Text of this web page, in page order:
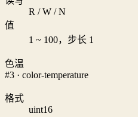
R / W / N
值
1 ~ 100，步长 1
色温
#3 · color-temperature
格式
uint16